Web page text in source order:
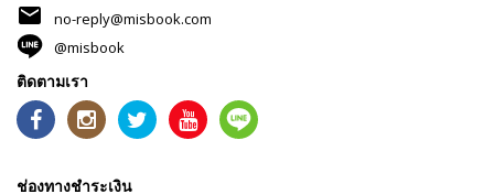
mail
no-reply@misbook.com
@misbook
ติดตามเรา
ช่องทางชำระเงิน